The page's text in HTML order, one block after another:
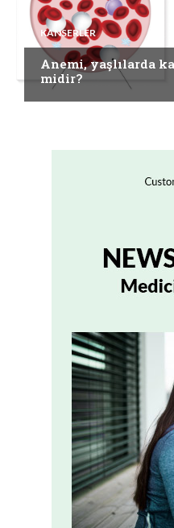
KANSERLER
Anemi, yaşlılarda
midir?